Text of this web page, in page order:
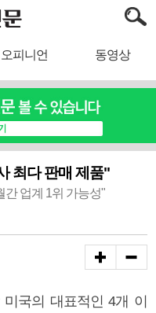
오피니언 동영상
최다 판매 제품"
간 업계 1위 가능성"
국의 대표적인 4개 이